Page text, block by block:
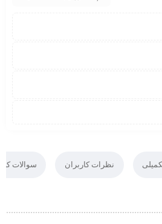
نظرات کاربران سوالات